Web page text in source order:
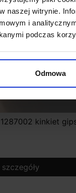
naszej witrynie.
i
podczas
Odmowa
kinkiet